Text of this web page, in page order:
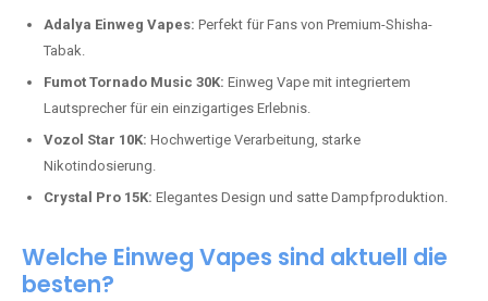
Adalya Einweg Vapes: Perfekt für Fans von Premium-Shisha-
Tabak.
Fumot Tornado Music 30K: Einweg Vape mit integriertem
Lautsprecher für ein einzigartiges Erlebnis.
Vozol Star 10K: Hochwertige Verarbeitung, starke
Nikotindosierung.
Crystal Pro 15K: Elegantes Design und satte Dampfproduktion.
Welche Einweg Vapes sind aktuell die
besten?